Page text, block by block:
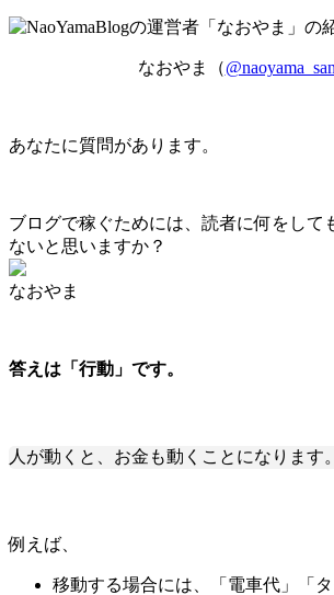
なおやま（@naoyama_san
あなたに質問があります。
ブログで稼ぐためには、読者に何をして
ないと思いますか？
なおやま
答えは「行動」です。
人が動くと、お金も動くことになります。
例えば、
移動する場合には、「電車代」「タ